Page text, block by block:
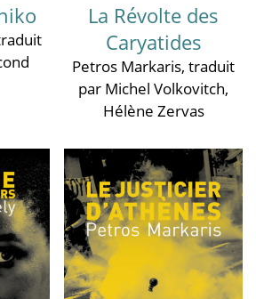
La Révolte des
Caryatides
Petros Markaris, traduit
par Michel Volkovitch,
Hélène Zervas